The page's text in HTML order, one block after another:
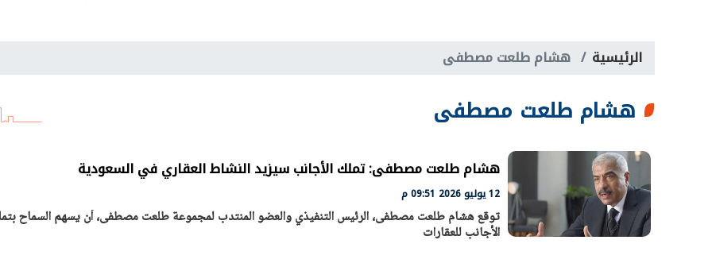
الرئيسية هشام طلعت مصطفى
هشام طلعت مصطفى
هشام طلعت مصطفى: تملك الأجانب سيزيد النشاط العقاري في السعودية
12 يوليو 2026 09:51 م
توقع هشام طلعت مصطفى، الرئيس التنفيذي والعضو المنتدب لمجموعة طلعت مصطفى، أن يسهم السماح
الأجانب للعقارات